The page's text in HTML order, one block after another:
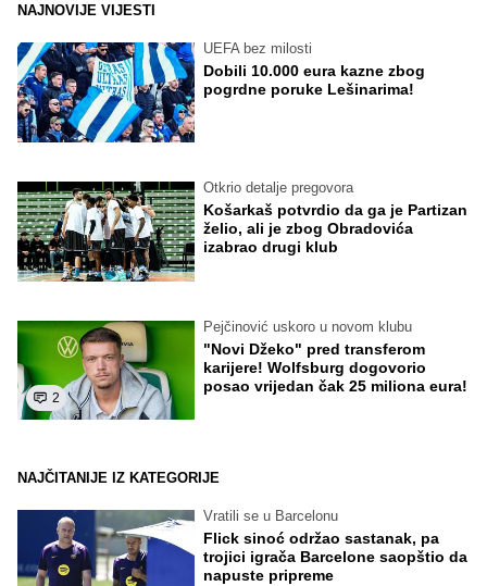
NAJNOVIJE VIJESTI
UEFA bez milosti
Dobili 10.000 eura kazne zbog
pogrdne poruke Lešinarima!
Otkrio detalje pregovora
Košarkaš potvrdio da ga je Partizan
želio, ali je zbog Obradovića
izabrao drugi klub
2
Pejčinović uskoro u novom klubu
"Novi Džeko" pred transferom
karijere! Wolfsburg dogovorio
posao vrijedan čak 25 miliona eura!
NAJČITANIJE IZ KATEGORIJE
Vratili se u Barcelonu
Flick sinoć održao sastanak, pa
trojici igrača Barcelone saopštio da
napuste pripreme